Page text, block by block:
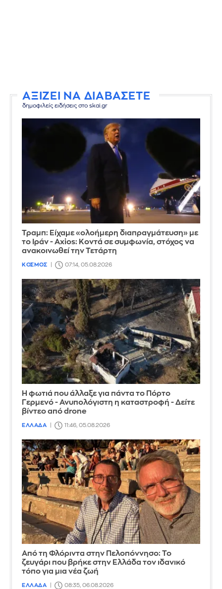
ΑΞΙΖΕΙ ΝΑ ΔΙΑΒΑΣΕΤΕ
δημοφιλείς ειδήσεις στο skai.gr
Τραμπ: Είχαμε «ολοήμερη διαπραγμάτευση» με
το Ιράν - Axios: Κοντά σε συμφωνία, στόχος να
ανακοινωθεί την Τετάρτη
ΚΟΣΜΟΣ 07:14, 05.08.2026
Η φωτιά που άλλαξε για πάντα το Πόρτο
Γερμενό - Ανυπολόγιστη η καταστροφή - Δείτε
βίντεο από drone
ΕΛΛΑΔΑ 11:46, 05.08.2026
Από τη Φλόριντα στην Πελοπόννησο: Το
ζευγάρι που βρήκε στην Ελλάδα τον ιδανικό
τόπο για μια νέα ζωή
ΕΛΛΑΔΑ 08:35, 06.08.2026